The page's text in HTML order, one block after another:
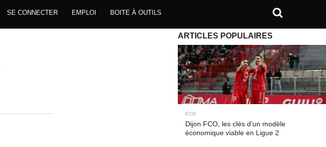
SE CONNECTER EMPLOI BOITE À OUTILS
ARTICLES POPULAIRES
ECO
Dijon FCO, les clés d’un modèle
économique viable en Ligue 2